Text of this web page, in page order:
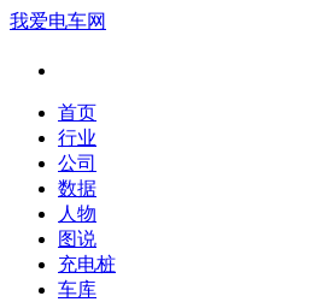
我爱电车网
首页
行业
公司
数据
人物
图说
充电桩
车库